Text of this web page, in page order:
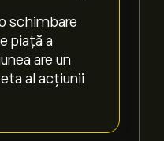
schimbare
piață a
are un
al acțiunii